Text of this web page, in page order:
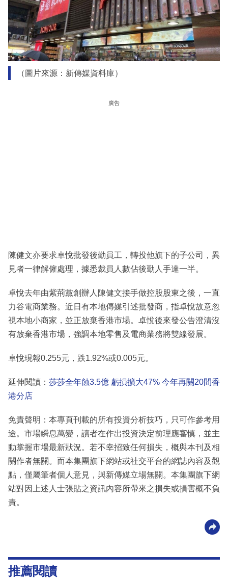
（圖片來源：新傳媒資料庫）
廣告
陳健文亦要求卓悅批發後勤員工，轉投他旗下的子公司，異
見者一律解僱處理，據悉裁員人數佔後勤人手達一半。
卓悅去年由紫荊黨創辦人陳健文接手做控股股東之後，一直
力谷電商業務。近日有本地傳媒引述批發商，指卓悅故意忽
視本地小商家，並正放棄香港市場。卓悅後來發公告澄清沒
有放棄香港市場，強調本地零售及電商業務將雙線發展。
卓悅現報0.255元，跌1.92%或0.005元。
延伸閱讀： 莎莎全年蝕3.5億 虧損擴大47% 今年再關20間香
港分店
免責聲明：本專頁刊載的所有投資分析技巧，只可作參考用
途。市場瞬息萬變，讀者在作出投資決定前理應審慎，並主
動掌握市場最新狀況。若不幸招致任何損失，概與本刊及相
關作者無關。而本集團旗下網站或社交平台的網誌內容及觀
點，僅屬筆者個人意見，與新傳媒立場無關。本集團旗下網
站對因上述人士張貼之資訊內容所帶來之損失或損害概不負
責。
推薦閱讀